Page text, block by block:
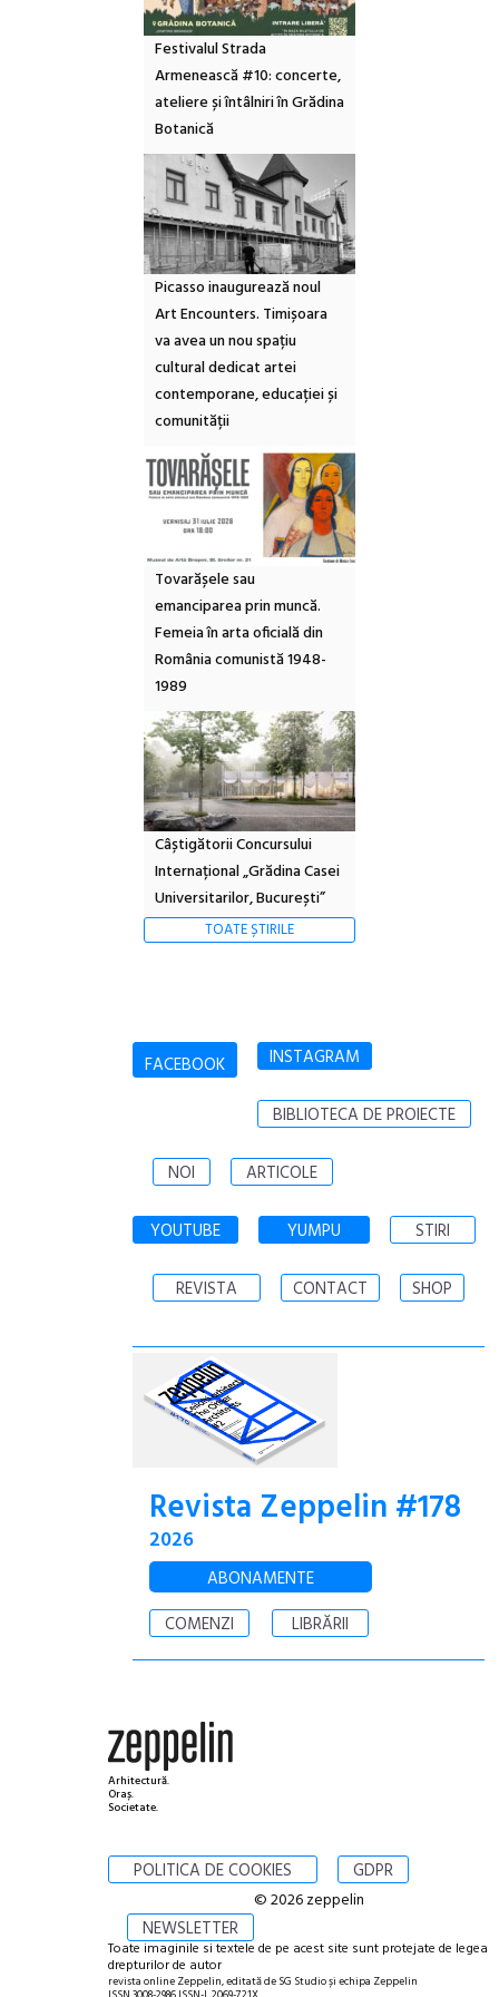
Festivalul Strada
Armenească #10: concerte,
ateliere și întâlniri în Grădina
Botanică
Picasso inaugurează noul
Art Encounters. Timișoara
va avea un nou spațiu
cultural dedicat artei
contemporane, educației și
comunității
Tovarășele sau
emanciparea prin muncă.
Femeia în arta oficială din
România comunistă 1948-
1989
Câștigătorii Concursului
Internațional „Grădina Casei
Universitarilor, București”
TOATE ȘTIRILE
FACEBOOK INSTAGRAM
BIBLIOTECA DE PROIECTE
NOI ARTICOLE
YOUTUBE YUMPU STIRI
REVISTA CONTACT SHOP
Revista Zeppelin #178
2026
ABONAMENTE
COMENZI
LIBRĂRII
Arhitectură.
Oraș.
Societate.
POLITICA DE COOKIES GDPR
NEWSLETTER
© 2026 zeppelin
Toate imaginile si textele de pe acest site sunt protejate de legea
drepturilor de autor
revista online Zeppelin, editată de SG Studio și echipa Zeppelin